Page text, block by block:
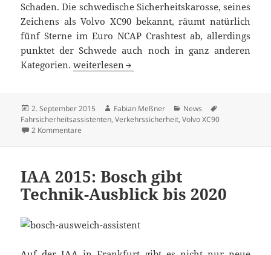
Schaden. Die schwedische Sicherheitskarosse, seines
Zeichens als Volvo XC90 bekannt, räumt natürlich
fünf Sterne im Euro NCAP Crashtest ab, allerdings
punktet der Schwede auch noch in ganz anderen
Kategorien.5 Sterne in NCAP Crashtest: Volvo XC90
weiterlesen
Veröffentlicht
am
2. September 2015 Autor
Fabian Meßner Kategorien
News
Fahrsicherheitsassistenten,Verkehrssicherheit,Volvo XC90
2 Kommentare
IAA 2015: Bosch gibt
Technik-Ausblick bis 2020